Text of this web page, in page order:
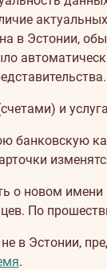
в Эстонии,
и
о новом
По
в Эстонии,
.